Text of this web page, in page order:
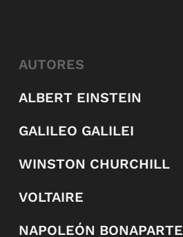
AUTORES
ALBERT EINSTEIN
GALILEO GALILEI
WINSTON CHURCHILL
VOLTAIRE
NAPOLEÓN BONAPARTE